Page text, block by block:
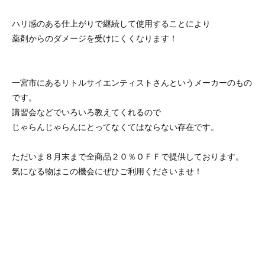
ハリ感のある仕上がりで継続して使用することにより
薬剤からのダメージを受けにくくなります！
一宮市にあるリトルサイエンティストさんというメーカーのもの
です。
講習会などでいろいろ教えてくれるので
じゃらんじゃらんにとってなくてはならない存在です。
ただいま８月末まで全商品２０％ＯＦＦで提供しております。
気になる物はこの機会にぜひご利用くださいませ！